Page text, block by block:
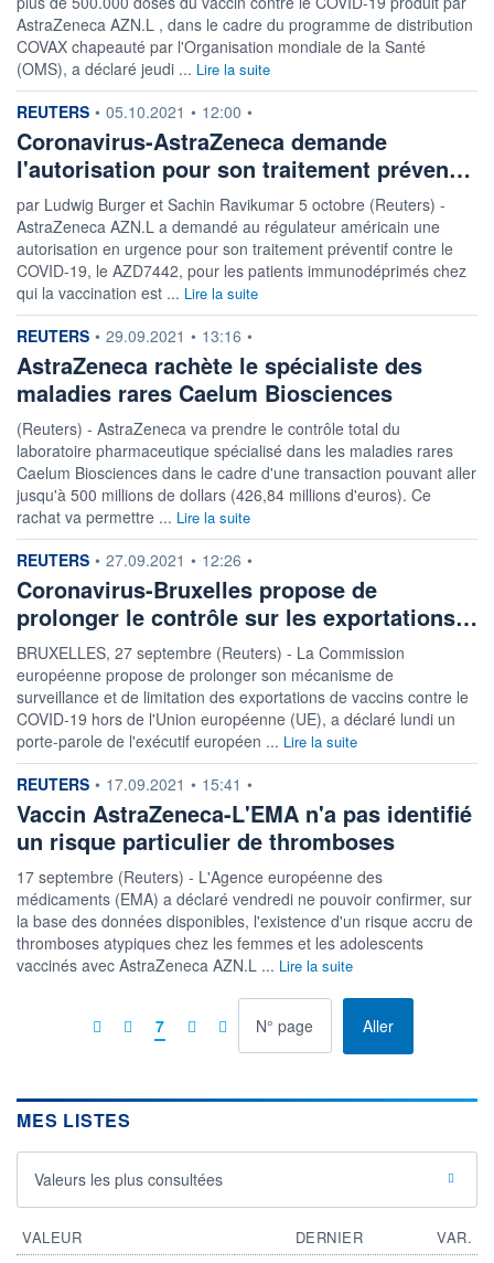
AstraZeneca AZN.L , dans le cadre du programme de distribution
COVAX chapeauté par l'Organisation mondiale de la Santé
(OMS), a déclaré jeudi ... Lire la suite
information fournie par
REUTERS • 05.10.2021 • 12:00 •
Coronavirus-AstraZeneca demande
l'autorisation pour son traitement préven…
par Ludwig Burger et Sachin Ravikumar 5 octobre (Reuters) -
AstraZeneca AZN.L a demandé au régulateur américain une
autorisation en urgence pour son traitement préventif contre le
COVID-19, le AZD7442, pour les patients immunodéprimés chez
qui la vaccination est ... Lire la suite
information fournie par
REUTERS • 29.09.2021 • 13:16 •
AstraZeneca rachète le spécialiste des
maladies rares Caelum Biosciences
(Reuters) - AstraZeneca va prendre le contrôle total du
laboratoire pharmaceutique spécialisé dans les maladies rares
Caelum Biosciences dans le cadre d'une transaction pouvant aller
jusqu'à 500 millions de dollars (426,84 millions d'euros). Ce
rachat va permettre ... Lire la suite
information fournie par
REUTERS • 27.09.2021 • 12:26 •
Coronavirus-Bruxelles propose de
prolonger le contrôle sur les exportations…
BRUXELLES, 27 septembre (Reuters) - La Commission
européenne propose de prolonger son mécanisme de
surveillance et de limitation des exportations de vaccins contre le
COVID-19 hors de l'Union européenne (UE), a déclaré lundi un
porte-parole de l'exécutif européen ... Lire la suite
information fournie par
REUTERS • 17.09.2021 • 15:41 •
Vaccin AstraZeneca-L'EMA n'a pas identifié
un risque particulier de thromboses
17 septembre (Reuters) - L'Agence européenne des
médicaments (EMA) a déclaré vendredi ne pouvoir confirmer, sur
la base des données disponibles, l'existence d'un risque accru de
thromboses atypiques chez les femmes et les adolescents
vaccinés avec AstraZeneca AZN.L ... Lire la suite
7 Allerà la page
MES LISTES
Valeurs les plus consultées
VALEUR DERNIER
VAR.